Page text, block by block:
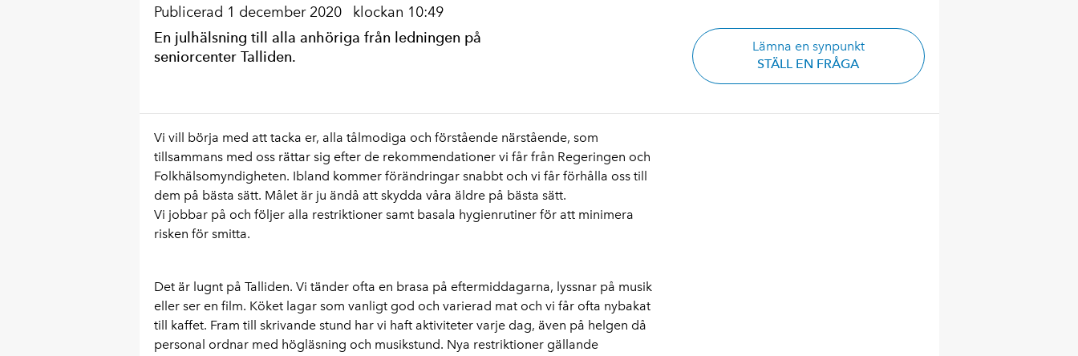
Publicerad 1 december 2020 klockan 10:49
En julhälsning till alla anhöriga från ledningen på
seniorcenter Talliden.
Lämna en synpunkt
STÄLL EN FRÅGA
Vi vill börja med att tacka er, alla tålmodiga och förstående närstående, som
tillsammans med oss rättar sig efter de rekommendationer vi får från Regeringen och
Folkhälsomyndigheten. Ibland kommer förändringar snabbt och vi får förhålla oss till
dem på bästa sätt. Målet är ju ändå att skydda våra äldre på bästa sätt.
Vi jobbar på och följer alla restriktioner samt basala hygienrutiner för att minimera
risken för smitta.
Det är lugnt på Talliden. Vi tänder ofta en brasa på eftermiddagarna, lyssnar på musik
eller ser en film. Köket lagar som vanligt god och varierad mat och vi får ofta nybakat
till kaffet. Fram till skrivande stund har vi haft aktiviteter varje dag, även på helgen då
personal ordnar med högläsning och musikstund. Nya restriktioner gällande